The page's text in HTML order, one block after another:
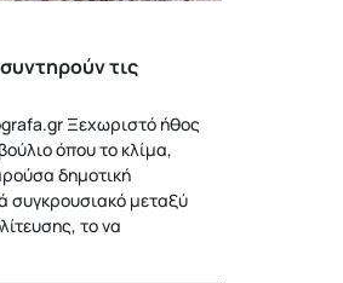
τις
Ξεχωριστό ήθος
όπου το κλίμα,
δημοτική
συγκρουσιακό μεταξύ
το να